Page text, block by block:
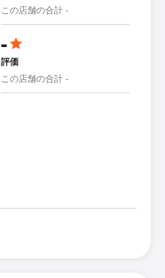
この店舗の合計 -
-
評価
この店舗の合計 -